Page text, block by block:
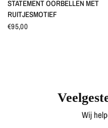
STATEMENT OORBELLEN MET
RUITJESMOTIEF
€95,00
Wij